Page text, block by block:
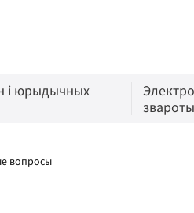
і юрыдычных
звароты
вопросы